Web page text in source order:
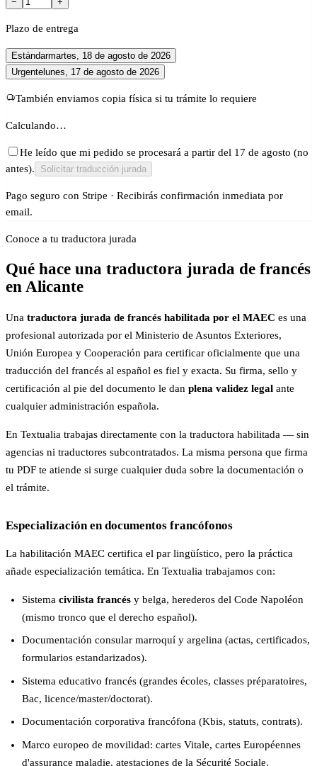
Plazo de entrega
Estándarmartes, 18 de agosto de 2026
Urgentelunes, 17 de agosto de 2026
También enviamos copia física si tu trámite lo requiere
Calculando…
He leído que mi pedido se procesará a partir del 17 de agosto (no
antes).
Solicitar traducción jurada
Pago seguro con Stripe · Recibirás confirmación inmediata por
email.
Conoce a tu traductora jurada
Qué hace una traductora jurada de francés
en Alicante
Una traductora jurada de francés habilitada por el MAEC es una
profesional autorizada por el Ministerio de Asuntos Exteriores,
Unión Europea y Cooperación para certificar oficialmente que una
traducción del francés al español es fiel y exacta. Su firma, sello y
certificación al pie del documento le dan plena validez legal ante
cualquier administración española.
En Textualia trabajas directamente con la traductora habilitada — sin
agencias ni traductores subcontratados. La misma persona que firma
tu PDF te atiende si surge cualquier duda sobre la documentación o
el trámite.
Especialización en documentos francófonos
La habilitación MAEC certifica el par lingüístico, pero la práctica
añade especialización temática. En Textualia trabajamos con:
Sistema civilista francésy belga, herederos del Code Napoléon
(mismo tronco que el derecho español).
Documentación consular marroquí y argelina (actas, certificados,
formularios estandarizados).
Sistema educativo francés (grandes écoles, classes préparatoires,
Bac, licence/master/doctorat).
Documentación corporativa francófona (Kbis, statuts, contrats).
Marco europeo de movilidad: cartes Vitale, cartes Européennes
d'assurance maladie, atestaciones de la Sécurité Sociale.